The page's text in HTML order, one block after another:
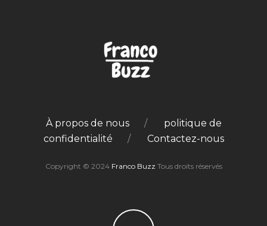
À propos de nous
politique de
confidentialité
Contactez-nous
Copyright © 2024 Franco Buzz Tous droits réservés